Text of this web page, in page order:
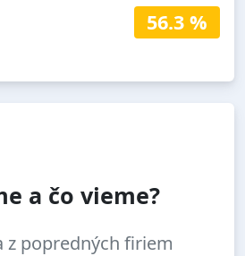
56.3 %
a čo vieme?
z popredných firiem